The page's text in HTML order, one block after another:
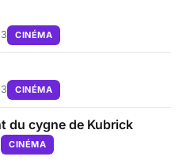
CINÉMA
CINÉMA
du cygne de Kubrick
CINÉMA